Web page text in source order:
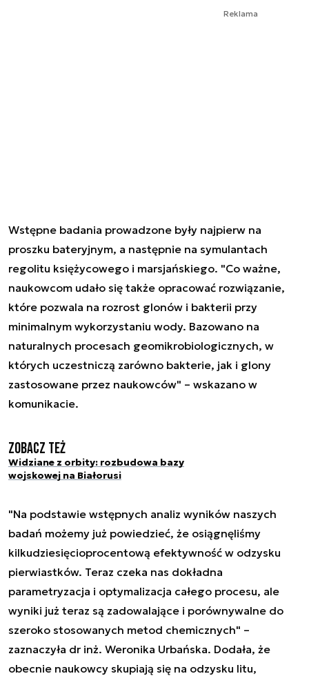
Reklama
Wstępne badania prowadzone były najpierw na
proszku bateryjnym, a następnie na symulantach
regolitu księżycowego i marsjańskiego. "Co ważne,
naukowcom udało się także opracować rozwiązanie,
które pozwala na rozrost glonów i bakterii przy
minimalnym wykorzystaniu wody. Bazowano na
naturalnych procesach geomikrobiologicznych, w
których uczestniczą zarówno bakterie, jak i glony
zastosowane przez naukowców" – wskazano w
komunikacie.
Zobacz też
Widziane z orbity: rozbudowa bazy
wojskowej na Białorusi
"Na podstawie wstępnych analiz wyników naszych
badań możemy już powiedzieć, że osiągnęliśmy
kilkudziesięcioprocentową efektywność w odzysku
pierwiastków. Teraz czeka nas dokładna
parametryzacja i optymalizacja całego procesu, ale
wyniki już teraz są zadowalające i porównywalne do
szeroko stosowanych metod chemicznych" –
zaznaczyła dr inż. Weronika Urbańska. Dodała, że
obecnie naukowcy skupiają się na odzysku litu,